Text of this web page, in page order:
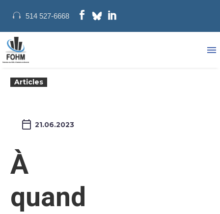
514 527-6668
Articles
21.06.2023
À
quand